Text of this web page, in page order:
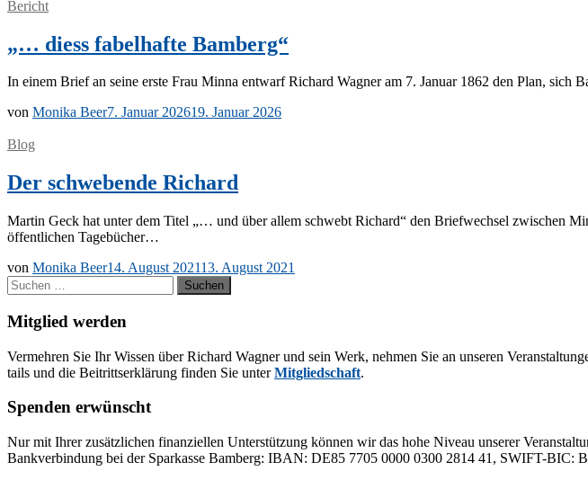
Bericht
„… diess fabelhafte Bamberg“
In ei­nem Brief an sei­ne ers­te Frau Min­na ent­warf Ri­chard Wag­ner am 7. Ja­nu­ar 1862 den Plan,
von Monika Beer7. Januar 202619. Januar 2026
Blog
Der schwebende Richard
Mar­tin Geck hat un­ter dem Ti­tel „… und über al­lem schwebt Ri­chard“ den Brief­wech­sel zwi­schen
öf­fent­li­chen Tagebücher…
von Monika Beer14. August 202113. August 2021
Suchen
nach:
Mitglied werden
Ver­meh­ren Sie Ihr Wis­sen über Ri­chard Wag­ner und sein Werk, neh­men Sie an un­se­ren
tails und die Bei­tritts­er­klä­rung fin­den Sie un­terMit­glied­schaft.
Spenden erwünscht
Nur mit Ih­rer zu­sätz­li­chen fi­nan­zi­el­len Un­ter­stüt­zung kön­nen wir das hohe Ni­veau un­se­rer
Bank­ver­bin­dung bei der Spar­kas­se Bam­berg: IBAN: DE85 7705 0000 0300 2814 41, SWIFT-